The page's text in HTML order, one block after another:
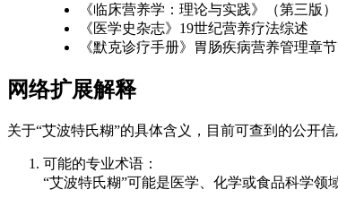
《临床营养学：理论与实践》（第三版）
《医学史杂志》19世纪营养疗法综述
《默克诊疗手册》胃肠疾病营养管理章节
网络扩展解释
关于“艾波特氏糊”的具体含义，目前可查到的公开
可能的专业术语：
“艾波特氏糊”可能是医学、化学或食品科学领